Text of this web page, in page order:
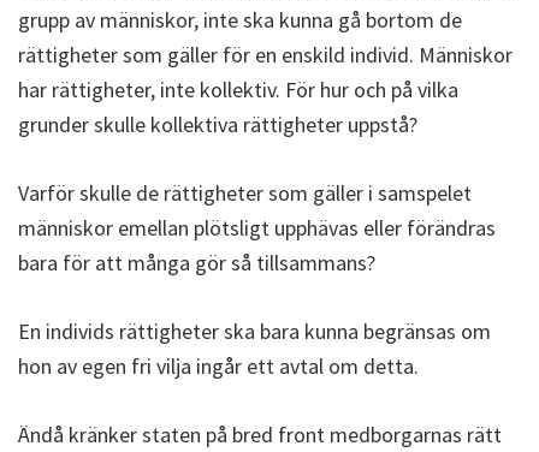
grupp av människor, inte ska kunna gå bortom de
rättigheter som gäller för en enskild individ. Människor
har rättigheter, inte kollektiv. För hur och på vilka
grunder skulle kollektiva rättigheter uppstå?
Varför skulle de rättigheter som gäller i samspelet
människor emellan plötsligt upphävas eller förändras
bara för att många gör så tillsammans?
En individs rättigheter ska bara kunna begränsas om
hon av egen fri vilja ingår ett avtal om detta.
Ändå kränker staten på bred front medborgarnas rätt